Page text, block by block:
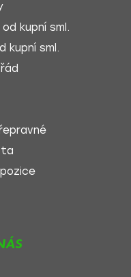
kupní sml.
kupní sml.